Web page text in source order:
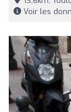
Voir les